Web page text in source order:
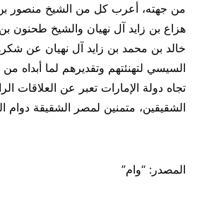
من جهته، أعرب كل من الشيخ منصور بن
هزاع بن زايد آل نهيان والشيخ طحنون
خالد بن محمد بن زايد آل نهيان عن
السيسي لتهنئتهم وتقديرهم لما أبداه
تجاه دولة الإمارات تعبر عن العلاقات
الشقيقين، متمنين لمصر الشقيقة دوام
المصدر: “وام”